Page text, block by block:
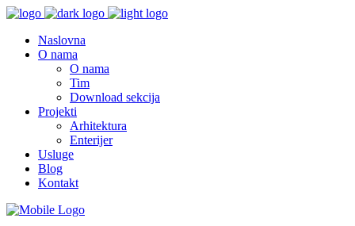
Naslovna
O nama
O nama
Tim
Download sekcija
Projekti
Arhitektura
Enterijer
Usluge
Blog
Kontakt